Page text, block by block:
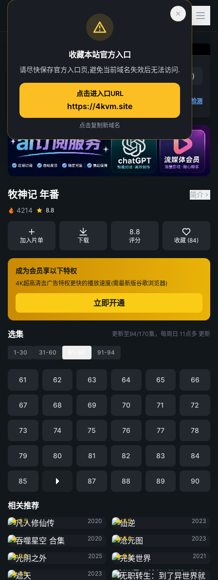
牧神记 年番
第 86 集
赞( 13 ) 踩 12)
播放检测
牧神记 年番
简介
4214
8.8
加入片单 下载
8.8
评分 收藏 (84)
成为会员享以下特权
4K超高清去广告特权更快的播放速度(需最新版谷歌浏览器)
立即开通
选集 更新至94/170集，每周日 11点多 更新
1-30 31-60 91-94
61 62 63 64 65 66
67 68 69 70 71 72
73 74 75 76 77 78
79 80 81 82 83 84
85 87 88 89 90
相关推荐
凡人修仙传
9.5
2020
8.5
2023
吞噬星空 合集
2020
沧元图
8.6
2023
光阴之外
9.0
2025
完美世界
8.5
2021
遮天
7.9
2023
事
收藏本站官方入口
请尽快保存官方入口页,避免当前域名失效后无法访问.
点击进入口URL
https://4kvm.site
点击复制新域名